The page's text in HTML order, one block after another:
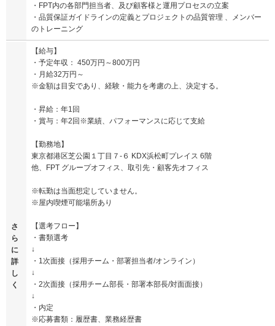
・FPT内の各部門担当者、及び顧客様と運用プロセスの立案
・品質保証ガイドラインの定義とプロジェクトの品質管理 、メンバー
のトレーニング
さ
ら
に
詳
し
く
【給与】
・予定年収： 450万円～800万円
・月給32万円～
※金額は目安であり、経験・能力を考慮の上、決定する。
・昇給：年1回
・賞与：年2回※業績、パフォーマンスに応じて支給
【勤務地】
東京都港区芝公園１丁目７-６ KDX浜松町プレイス 6階
他、FPT グループオフィス、取引先・顧客先オフィス
※転勤は当面想定していません。
※屋内喫煙可能場所あり
【選考フロー】
・書類選考
↓
・1次面接（採用チーム・部署担当者/オンライン）
↓
・2次面接（採用チーム部長・部署本部長/対面面接）
↓
・内定
※応募書類：履歴書、業務経歴書